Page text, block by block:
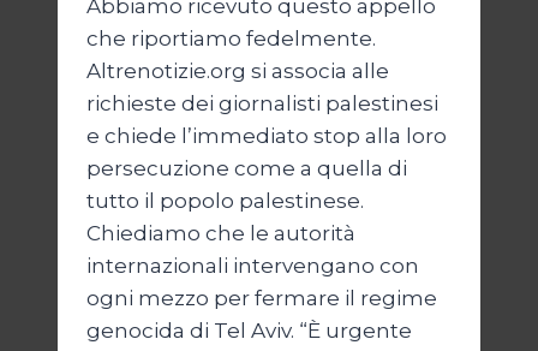
Abbiamo ricevuto questo appello
che riportiamo fedelmente.
Altrenotizie.org si associa alle
richieste dei giornalisti palestinesi
e chiede l’immediato stop alla loro
persecuzione come a quella di
tutto il popolo palestinese.
Chiediamo che le autorità
internazionali intervengano con
ogni mezzo per fermare il regime
genocida di Tel Aviv. “È urgente